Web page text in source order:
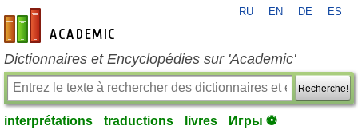
fr-academic.com
RU EN DE ES
Dictionnaires et Encyclopédies sur 'Academic'
Recherche!
interprétations traductions livres Игры ⚽